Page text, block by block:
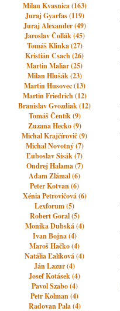
Milan Kvasnica (163)
Juraj Gyarfas (119)
Juraj Alexander (49)
Jaroslav Čollák (45)
Tomáš Klinka (27)
Kristián Csach (26)
Martin Maliar (25)
Milan Hlušák (23)
Martin Husovec (13)
Martin Friedrich (12)
Branislav Gvozdiak (12)
Tomáš Čentík (9)
Zuzana Hecko (9)
Michal Krajčírovič (9)
Michal Novotný (7)
Ľuboslav Sisák (7)
Ondrej Halama (7)
Adam Zlámal (6)
Peter Kotvan (6)
Xénia Petrovičová (6)
Lexforum (5)
Robert Goral (5)
Monika Dubská (4)
Ivan Bojna (4)
Maroš Hačko (4)
Natália Ľalíková (4)
Ján Lazur (4)
Josef Kotásek (4)
Pavol Szabo (4)
Petr Kolman (4)
Radovan Pala (4)